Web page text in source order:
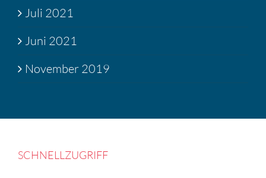
Juli 2021
Juni 2021
November 2019
SCHNELL­ZU­GRIFF